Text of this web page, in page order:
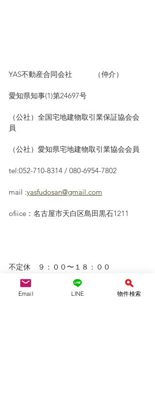
YAS不動産合同会社　　　（仲介）
愛知県知事(1)第24697号
（公社）全国宅地建物取引業保証協会会
員
（公社）愛知県宅地建物取引業協会会員
tel:052-710-8314 / 080-6954-7802
mail :yasfudosan@gmail.com
ofiice：名古屋市天白区島田黒石1211
不定休　９：００〜１８：００
外出している事が多いです。事前予約を
お願いします。
Email LINE 物件検索